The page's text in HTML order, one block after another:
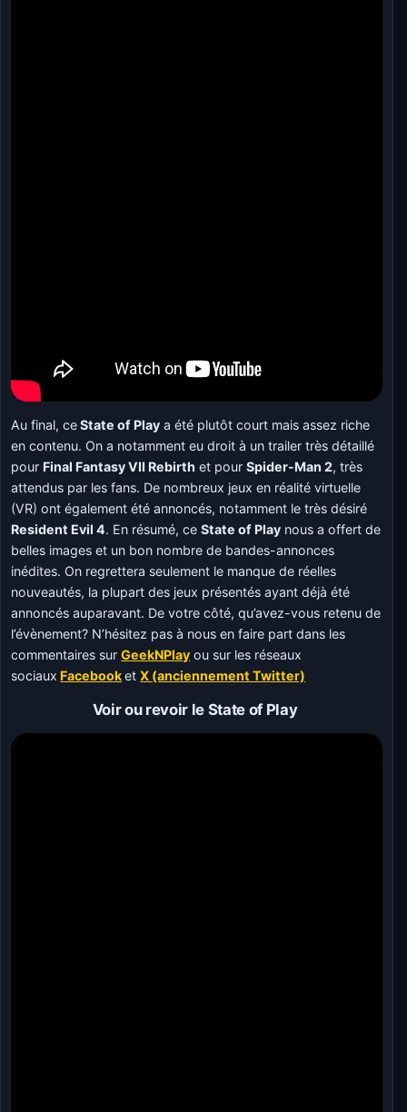
Au final, ceState of Play a été plutôt court mais assez riche
en contenu. On a notamment eu droit à un trailer très détaillé
pour Final Fantasy VII Rebirth et pourSpider-Man 2, très
attendus par les fans. De nombreux jeux en réalité virtuelle
(VR) ont également été annoncés, notamment le très désiré
Resident Evil 4. En résumé, ceState of Play nous a offert de
belles images et un bon nombre de bandes-annonces
inédites. On regrettera seulement le manque de réelles
nouveautés, la plupart des jeux présentés ayant déjà été
annoncés auparavant. De votre côté, qu’avez-vous retenu de
l’évènement? N’hésitez pas à nous en faire part dans les
commentaires surGeekNPlay ou sur les réseaux
sociaux FacebooketX (anciennement Twitter)
Voir ou revoir le State of Play